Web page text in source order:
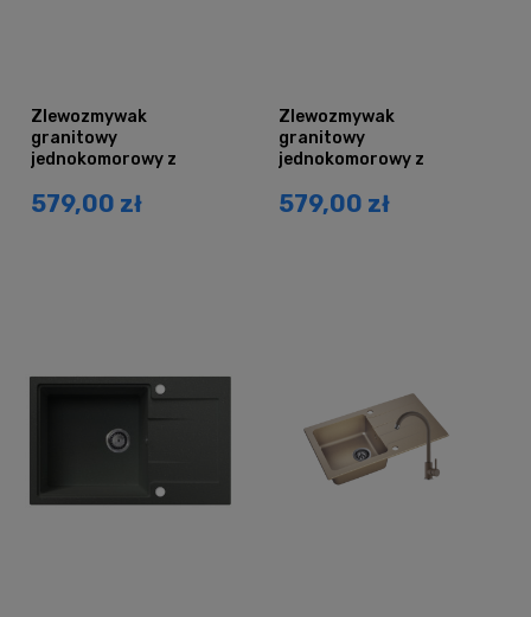
Zlewozmywak
granitowy
jednokomorowy z
czarny mat
579,00 zł
Zlewozmywak
granitowy
jednokomorowy z
piaskowy
579,00 zł